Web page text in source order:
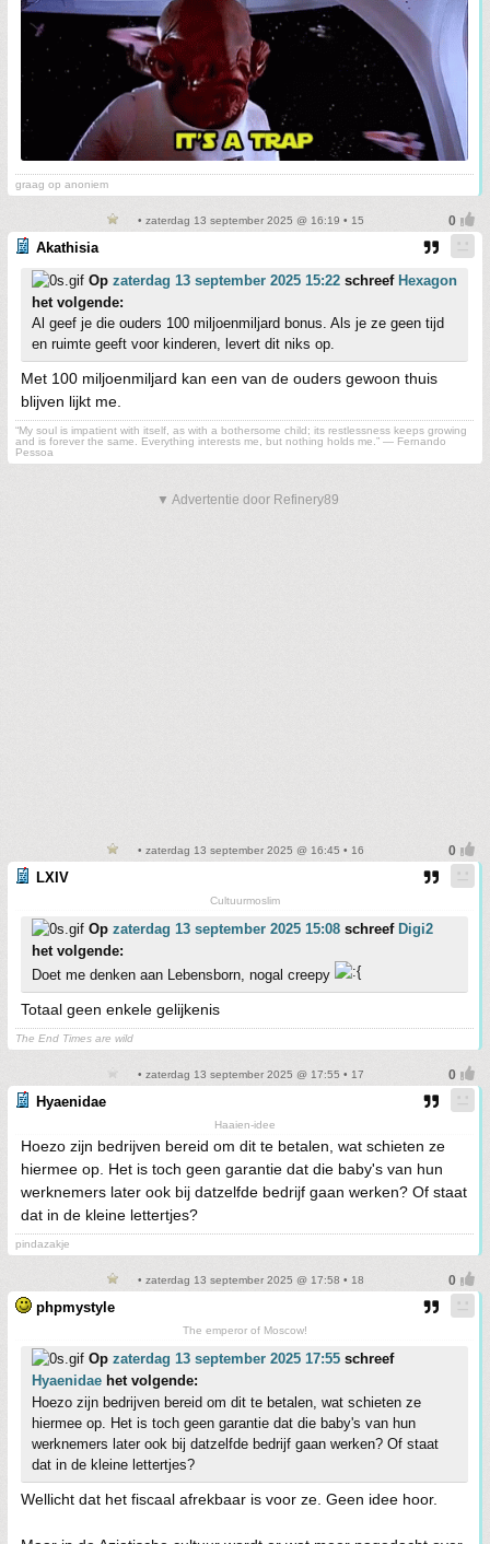
graag op anoniem
• zaterdag 13 september 2025 @ 16:19 • 15
Akathisia
Op zaterdag 13 september 2025 15:22 schreef Hexagon
het volgende:
Al geef je die ouders 100 miljoenmiljard bonus. Als je ze geen tijd
en ruimte geeft voor kinderen, levert dit niks op.
Met 100 miljoenmiljard kan een van de ouders gewoon thuis
blijven lijkt me.
“My soul is impatient with itself, as with a bothersome child; its restlessness keeps growing
and is forever the same. Everything interests me, but nothing holds me.” ― Fernando
Pessoa
▼ Advertentie door Refinery89
• zaterdag 13 september 2025 @ 16:45 • 16
LXIV
Cultuurmoslim
Op zaterdag 13 september 2025 15:08 schreef Digi2
het volgende:
Doet me denken aan Lebensborn, nogal creepy
Totaal geen enkele gelijkenis
The End Times are wild
• zaterdag 13 september 2025 @ 17:55 • 17
Hyaenidae
Haaien-idee
Hoezo zijn bedrijven bereid om dit te betalen, wat schieten ze
hiermee op. Het is toch geen garantie dat die baby's van hun
werknemers later ook bij datzelfde bedrijf gaan werken? Of staat
dat in de kleine lettertjes?
pindazakje
• zaterdag 13 september 2025 @ 17:58 • 18
phpmystyle
The emperor of Moscow!
Op zaterdag 13 september 2025 17:55 schreef
Hyaenidae het volgende:
Hoezo zijn bedrijven bereid om dit te betalen, wat schieten ze
hiermee op. Het is toch geen garantie dat die baby's van hun
werknemers later ook bij datzelfde bedrijf gaan werken? Of staat
dat in de kleine lettertjes?
Wellicht dat het fiscaal afrekbaar is voor ze. Geen idee hoor.